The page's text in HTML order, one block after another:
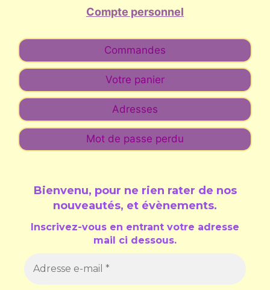
Compte personnel
Commandes
Votre panier
Adresses
Mot de passe perdu
Bienvenu, pour ne rien rater de nos
nouveautés, et évènements.
Inscrivez-vous en entrant votre adresse
mail ci dessous.